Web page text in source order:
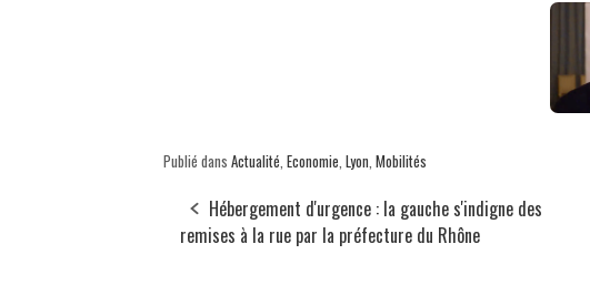
Publié dans Actualité Economie Lyon Mobilités
Hébergement d'urgence : la gauche s'indigne des
remises à la rue par la préfecture du Rhône